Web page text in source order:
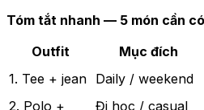
Tóm tắt nhanh — 5 món cần có
Outfit
Mục đích
1. Tee + jean Daily / weekend
2. Polo +
Đi học / casual